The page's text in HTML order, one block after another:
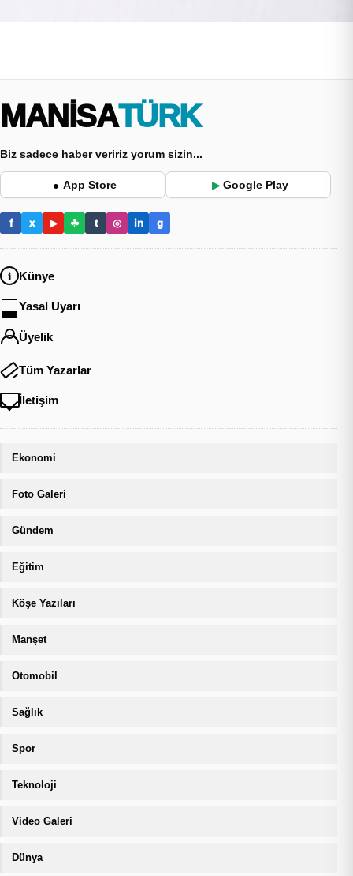
MANİSA TÜRK
Biz sadece haber veririz yorum sizin...
● App Store ▶ Google Play
f x ▶ ☘ t ◎ in g
Künye
Yasal Uyarı
Üyelik
Tüm Yazarlar
İletişim
Ekonomi
Foto Galeri
Gündem
Eğitim
Köşe Yazıları
Manşet
Otomobil
Sağlık
Spor
Teknoloji
Video Galeri
Dünya